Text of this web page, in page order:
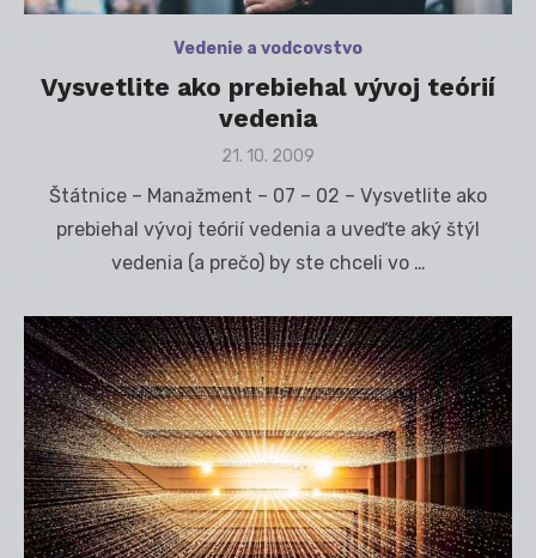
Vedenie a vodcovstvo
Vysvetlite ako prebiehal vývoj teórií
vedenia
Posted
21. 10. 2009
Štátnice – Manažment – 07 – 02 – Vysvetlite ako
prebiehal vývoj teórií vedenia a uveďte aký štýl
vedenia (a prečo) by ste chceli vo …